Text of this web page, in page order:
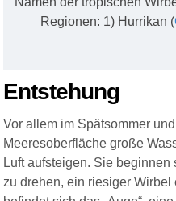
Regionen: 1) Hurrikan (
Entstehung
Vor allem im Spätsommer
Meeresoberfläche große
Luft aufsteigen. Sie
zu drehen, ein riesiger Wirbel